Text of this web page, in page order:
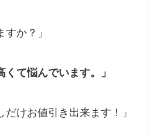
か？」
くて悩んでいます。」
けお値引き出来ます！」